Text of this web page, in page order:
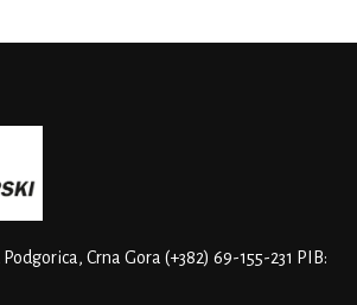
Podgorica, Crna Gora (+382) 69-155-231 PIB: